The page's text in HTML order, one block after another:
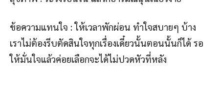
ข้อความแทนใจ : ให้เวลาพักผ่อน ทำใจสบายๆ บ้าง
เราไม่ต้องรีบตัดสินใจทุกเรื่องเดี๋ยวนั้นตอนนั้นก็ได้ รอ
ให้มั่นใจแล้วค่อยเลือกจะได้ไม่ปวดหัวที่หลัง